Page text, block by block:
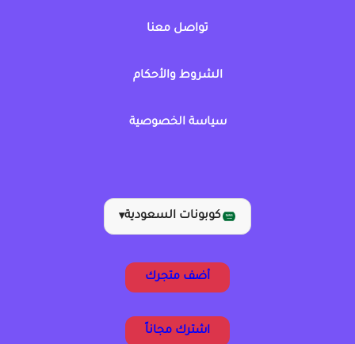
تواصل معنا
الشروط والأحكام
سياسة الخصوصية
كوبونات السعودية▾
أضف متجرك
اشترك مجاناً